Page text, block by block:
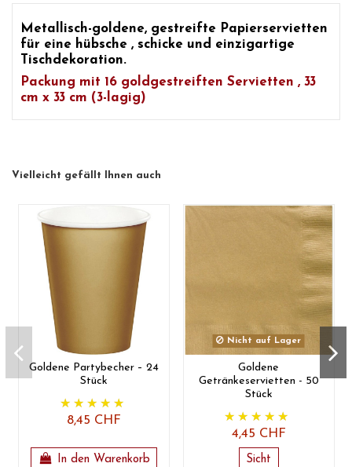
Metallisch-goldene, gestreifte Papierservietten
für eine hübsche , schicke und einzigartige
Tischdekoration.
Packung mit 16 goldgestreiften Servietten , 33
cm x 33 cm (3-lagig)
Vielleicht gefällt Ihnen auch
Goldene Partybecher – 24
Stück
8,45 CHF
In den Warenkorb
Nicht auf Lager
Goldene
Getränkeservietten - 50
Stück
4,45 CHF
Sicht